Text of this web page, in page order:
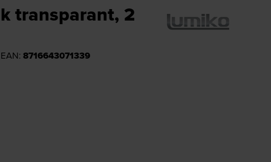
transparant, 2
8716643071339